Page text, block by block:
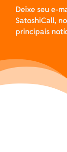
Deixe seu e-
SatoshiCall,
principais